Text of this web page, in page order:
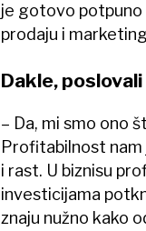
je gotovo potpuno
prodaju i
Dakle,
– Da, mi smo ono
Profitabilnost
i rast. U biznisu
investicijama
znaju nužno kako